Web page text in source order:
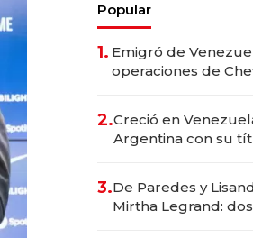
Popular
1. Emigró de
operaciones de
2.Creció en
Argentina con su
marcas "fast
3.De Paredes y
Mirtha Legrand: